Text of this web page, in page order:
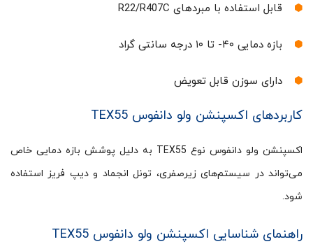
قابل استفاده با مبردهای R22/R407C
بازه دمایی ۴۰- تا ۱۰ درجه سانتی گراد
دارای سوزن قابل تعویض
کاربردهای اکسپنشن ولو دانفوس TEX55
اکسپنشن ولو دانفوس نوع TEX55 به دلیل پوشش بازه دمایی خاص
می‌تواند در سیستم‌های زیرصفری، تونل انجماد و دیپ فریز استفاده
شود.
راهنمای شناسایی اکسپنشن ولو دانفوس TEX55